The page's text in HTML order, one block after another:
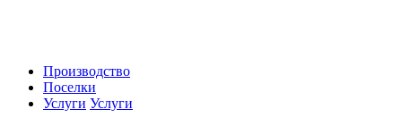
Производство
Поселки
Услуги Услуги